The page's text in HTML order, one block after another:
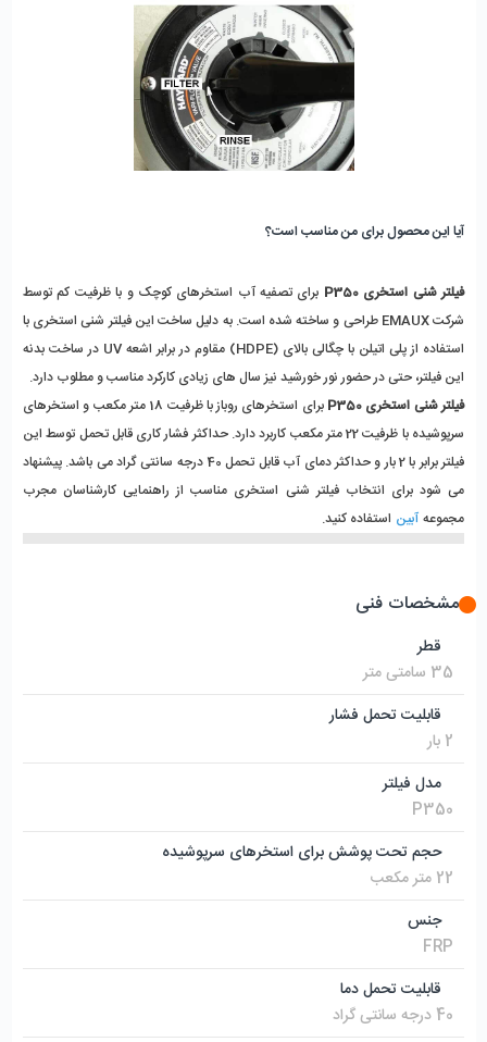
آیا این محصول برای من مناسب است؟
فیلتر شنی استخری P350
برای تصفیه آب استخرهای کوچک و با ظرفیت کم توسط
شرکت EMAUX طراحی و ساخته شده است. به دلیل ساخت این فیلتر شنی استخری با
استفاده از پلی اتیلن با چگالی بالای (HDPE) مقاوم در برابر اشعه UV در ساخت بدنه
این فیلتر، حتی در حضور نور خورشید نیز سال های زیادی کارکرد مناسب و مطلوب دارد.
فیلتر شنی استخری P350
برای استخرهای روباز با ظرفیت 18 متر مکعب و استخرهای
سرپوشیده با ظرفیت 22 متر مکعب کاربرد دارد. حداکثر فشار کاری قابل تحمل توسط این
فیلتر برابر با 2 بار و حداکثر دمای آب قابل تحمل 40 درجه سانتی گراد می باشد. پیشنهاد
می شود برای انتخاب فیلتر شنی استخری مناسب از راهنمایی کارشناسان مجرب
مجموعه آبین استفاده کنید.
مشخصات فنی
قطر
35 سامتی متر
قابلیت تحمل فشار
2 بار
مدل فیلتر
P350
حجم تحت پوشش برای استخرهای سرپوشیده
22 متر مکعب
جنس
FRP
قابلیت تحمل دما
40 درجه سانتی گراد